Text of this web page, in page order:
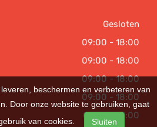
Gesloten
09:00 - 18:00
09:00 - 18:00
09:00 - 18:00
09:00 - 18:00
09:00 - 17:00
beschermen en verbeteren van
Door onze website te gebruiken, gaat
van cookies.
Sluiten